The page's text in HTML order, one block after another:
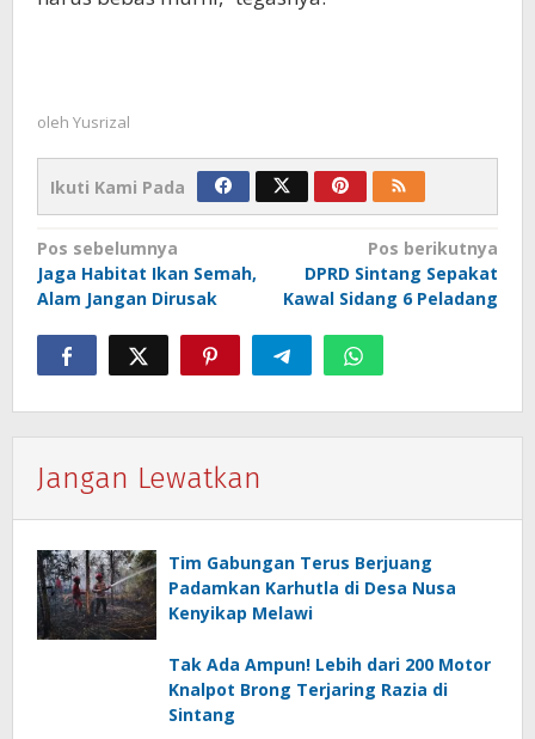
oleh Yusrizal
Ikuti Kami Pada
Navigasi
pos
Pos sebelumnya
Jaga Habitat Ikan Semah,
Alam Jangan Dirusak
Pos berikutnya
DPRD Sintang Sepakat
Kawal Sidang 6 Peladang
Jangan Lewatkan
Tim Gabungan Terus Berjuang
Padamkan Karhutla di Desa Nusa
Kenyikap Melawi
Tak Ada Ampun! Lebih dari 200 Motor
Knalpot Brong Terjaring Razia di
Sintang